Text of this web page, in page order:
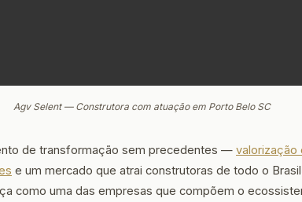
Agv Selent — Construtora com atuação em Porto Belo SC
de transformação sem precedentes — valorização
e um mercado que atrai construtoras de todo o
como uma das empresas que compõem o